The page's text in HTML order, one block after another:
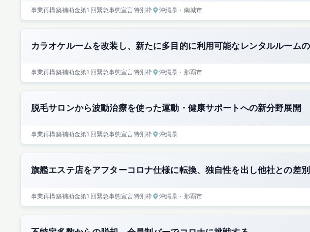
事業再構築補助金第1回緊急事態宣言特別枠 沖縄県 ・南城市
カラオケルームを改装し、新たに多目的に利用可能なレンタルルーム
事業再構築補助金第1回緊急事態宣言特別枠 沖縄県 ・那覇市
脱毛サロンから波動治療を使った運動・健康サポートへの新分野展開
事業再構築補助金第1回緊急事態宣言特別枠 沖縄県
旗艦エステ店をアフターコロナ仕様に転換、独自性を出し他社との差
事業再構築補助金第1回緊急事態宣言特別枠 沖縄県 ・那覇市